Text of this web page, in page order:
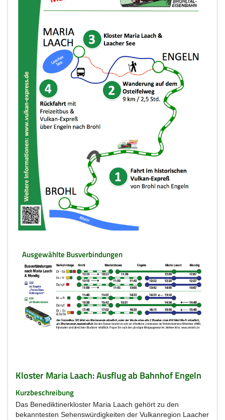
Ausgewählte Busverbindungen
Kloster Maria Laach: Ausflug ab Bahnhof Engeln
Kurzbeschreibung
Das Benediktinerkloster Maria Laach gehört zu den
bekanntesten Sehenswürdigkeiten der Vulkanregion Laacher